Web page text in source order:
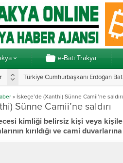
e-Batı Trakya
Türkiye Cumhurbaşkanı Erdoğan
» İskeçe’de (Xanthi) Sünne Camii’ne saldırı
Sünne Camii’ne saldırı
kimliği belirsiz kişi veya
kırıldığı ve cami